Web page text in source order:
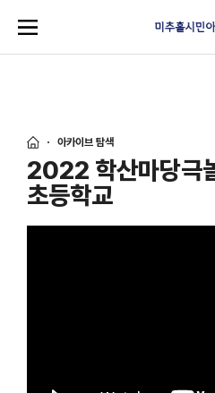
아카이브 탐색
2022 학산마당극
초등학교